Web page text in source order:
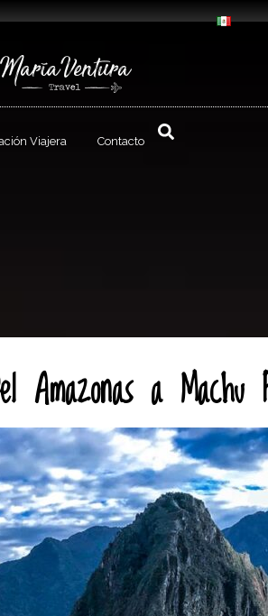
Viajera Contacto
Amazonas a Machu